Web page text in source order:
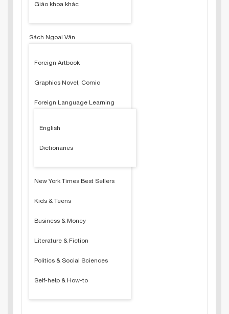
Giáo khoa khác
Sách Ngoại Văn
Foreign Artbook
Graphics Novel, Comic
Foreign Language Learning
English
Dictionaries
New York Times Best Sellers
Kids & Teens
Business & Money
Literature & Fiction
Politics & Social Sciences
Self-help & How-to